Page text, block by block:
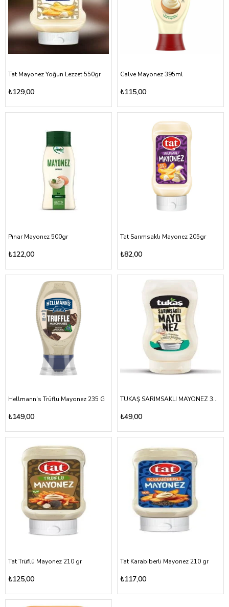
Tat Mayonez Yoğun Lezzet 550gr
₺129,00
Calve Mayonez 395ml
₺115,00
Pınar Mayonez 500gr
₺122,00
Tat Sarımsaklı Mayonez 205gr
₺82,00
Hellmann's Trüflü Mayonez 235 G
₺149,00
TUKAŞ SARIMSAKLI MAYONEZ 335 gr
₺49,00
Tat Trüflü Mayonez 210 gr
₺125,00
Tat Karabiberli Mayonez 210 gr
₺117,00